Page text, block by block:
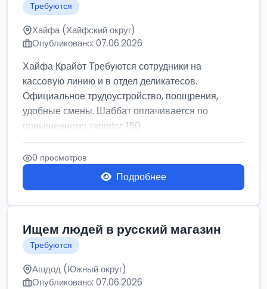
Требуются
Хайфа (Хайфский округ)
Опубликовано: 07.06.2026
Хайфа Крайот Требуются сотрудники на
кассовую линию и в отдел деликатесов.
Официальное трудоустройство, поощрения,
удобные смены. Шаббат оплачивается по
повышенному тарифу: 150
0 просмотров
Подробнее
Ищем людей в русский магазин
Требуются
Ашдод (Южный округ)
Опубликовано: 07.06.2026